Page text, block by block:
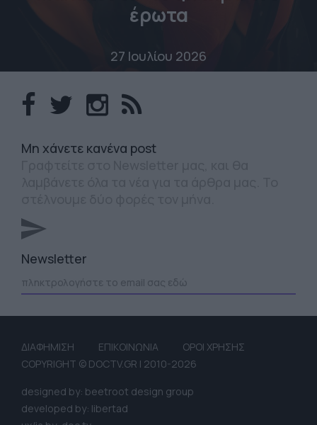
έρωτα
27 Ιουλίου 2026
Mη χάνετε κανένα post
Newsletter
ΔΙΑΦΗΜΙΣΗ ΕΠΙΚΟΙΝΩΝΙΑ
ΟΡΟΙ ΧΡΗΣΗΣ
COPYRIGHT © DOCTV.GR | 2010-2026
designed by: beetroot design group
developed by: libertad